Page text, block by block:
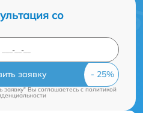
со
заявку
Вы соглашаетесь c политикой